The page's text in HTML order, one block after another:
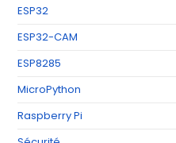
ESP32
ESP32-CAM
ESP8285
MicroPython
Raspberry Pi